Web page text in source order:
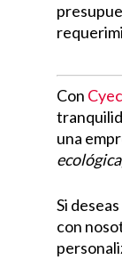
Con
una
Si
con